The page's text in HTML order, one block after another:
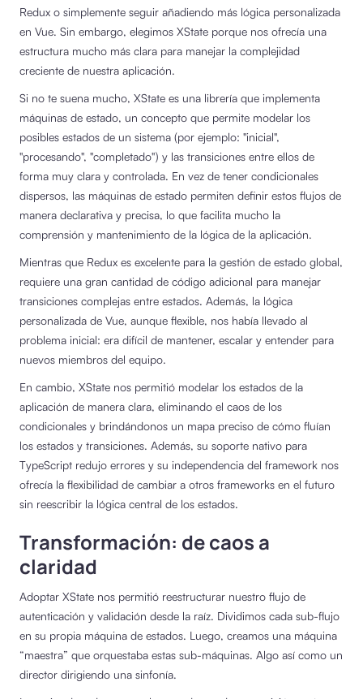
Redux o simplemente seguir añadiendo más lógica personalizada
en Vue. Sin embargo, elegimos XState porque nos ofrecía una
estructura mucho más clara para manejar la complejidad
creciente de nuestra aplicación.
Si no te suena mucho, XState es una librería que implementa
máquinas de estado, un concepto que permite modelar los
posibles estados de un sistema (por ejemplo: "inicial",
"procesando", "completado") y las transiciones entre ellos de
forma muy clara y controlada. En vez de tener condicionales
dispersos, las máquinas de estado permiten definir estos flujos de
manera declarativa y precisa, lo que facilita mucho la
comprensión y mantenimiento de la lógica de la aplicación.
Mientras que Redux es excelente para la gestión de estado global,
requiere una gran cantidad de código adicional para manejar
transiciones complejas entre estados. Además, la lógica
personalizada de Vue, aunque flexible, nos había llevado al
problema inicial: era difícil de mantener, escalar y entender para
nuevos miembros del equipo.
En cambio, XState nos permitió modelar los estados de la
aplicación de manera clara, eliminando el caos de los
condicionales y brindándonos un mapa preciso de cómo fluían
los estados y transiciones. Además, su soporte nativo para
TypeScript redujo errores y su independencia del framework nos
ofrecía la flexibilidad de cambiar a otros frameworks en el futuro
sin reescribir la lógica central de los estados.
Transformación: de caos a
claridad
Adoptar XState nos permitió reestructurar nuestro flujo de
autenticación y validación desde la raíz. Dividimos cada sub-flujo
en su propia máquina de estados. Luego, creamos una máquina
“maestra” que orquestaba estas sub-máquinas. Algo así como un
director dirigiendo una sinfonía.